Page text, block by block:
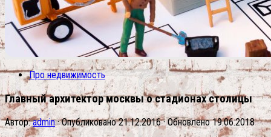
Про недвижимость
Главный архитектор москвы о стадионах столицы
Автор:admin · Опубликовано21.12.2016· Обновлено19.06.2018